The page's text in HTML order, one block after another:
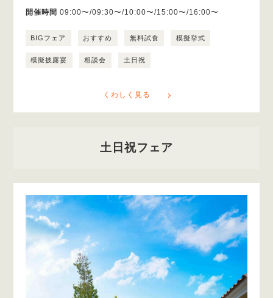
開催時間 09:00〜/09:30〜/10:00〜/15:00〜/16:00〜
BIGフェア おすすめ 無料試食 模擬挙式
模擬披露宴 相談会 土日祝
くわしく見る
土日祝フェア